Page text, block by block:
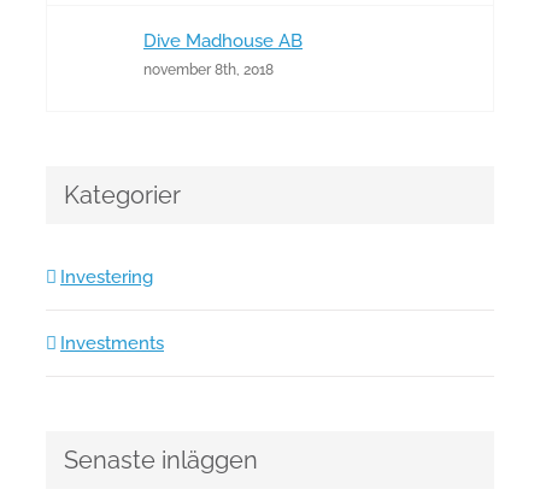
Dive Madhouse AB
november 8th, 2018
Kategorier
Investering
Investments
Senaste inläggen